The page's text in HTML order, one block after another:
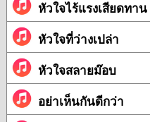
หัวใจไร้แรงเสียดทาน
หัวใจที่ว่างเปล่า
หัวใจสลายม๊อบ
อย่าเห็นกันดีกว่า